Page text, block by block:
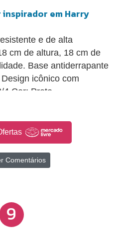
em Harry
e de alta
cm de altura, 18 cm de
Base antiderrapante
icônico com
Preto.
Comentários
9